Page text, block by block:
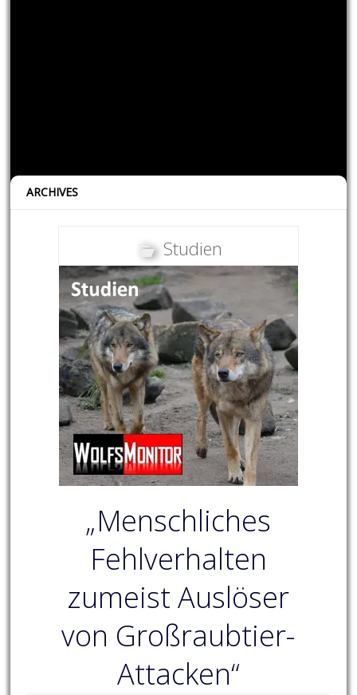
ARCHIVES
Studien
„Menschliches
Fehlverhalten
zumeist Auslöser
von Großraubtier-
Attacken“